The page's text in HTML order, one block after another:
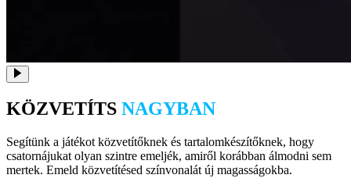
KÖZVETÍTS NAGYBAN
Segítünk a játékot közvetítőknek és tartalomkészítőknek, hogy
csatornájukat olyan szintre emeljék, amiről korábban álmodni sem
mertek. Emeld közvetítésed színvonalát új magasságokba.